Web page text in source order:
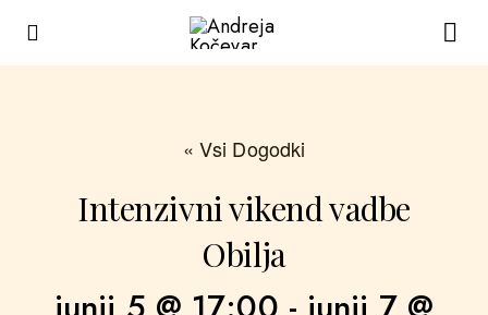
« Vsi Dogodki
Intenzivni vikend vadbe
Obilja